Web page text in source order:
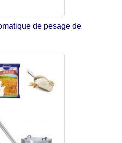
de pesage de